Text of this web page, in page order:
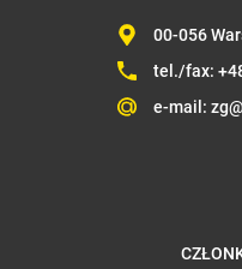
00-056
tel./fax:
e-mail: